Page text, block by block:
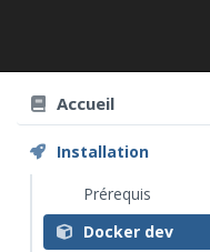
Accueil
Installation
Prérequis
Docker dev